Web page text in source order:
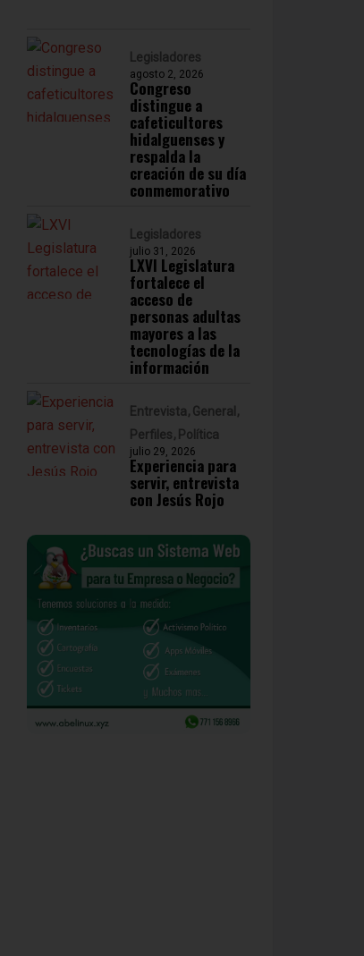
Legisladores
agosto 2, 2026
Congreso
distingue a
cafeticultores
hidalguenses y
respalda la
creación de su día
conmemorativo
Legisladores
julio 31, 2026
LXVI Legislatura
fortalece el
acceso de
personas adultas
mayores a las
tecnologías de la
información
Entrevista General
Perfiles
Política
julio 29, 2026
Experiencia para
servir, entrevista
con Jesús Rojo